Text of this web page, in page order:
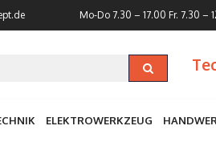
Mo-Do 7.30 – 17.00 Fr. 7.30 –
ELEKTROWERKZEUG